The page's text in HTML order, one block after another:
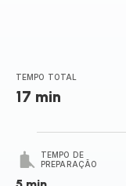
TEMPO TOTAL
17 min
TEMPO DE
PREPARAÇÃO